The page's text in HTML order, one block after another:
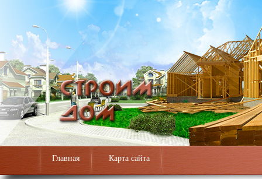
Главная Карта сайта